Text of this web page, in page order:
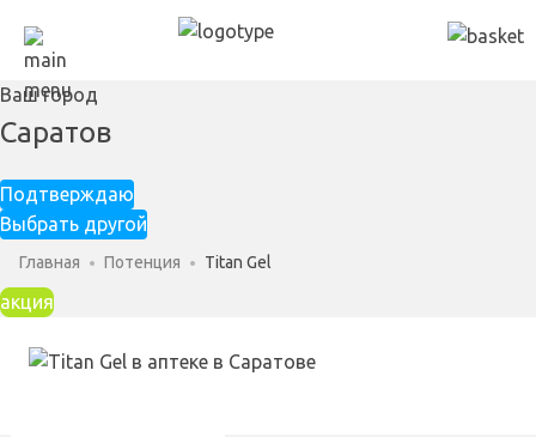
Ваш город
Саратов
Подтверждаю
Выбрать другой
Главная Потенция Titan Gel
акция